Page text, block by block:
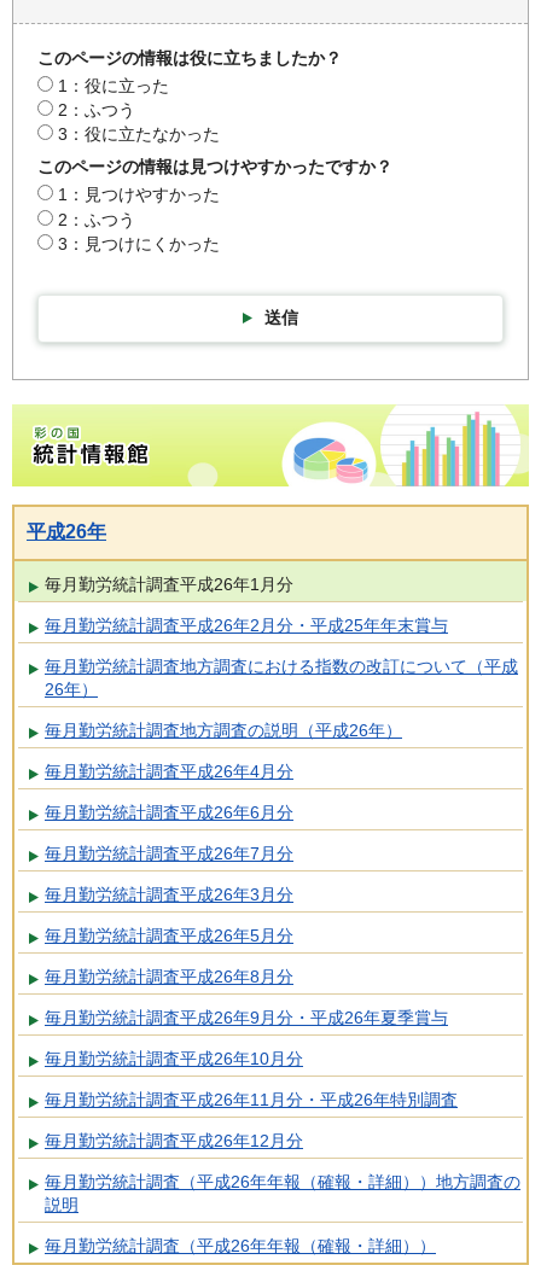
このページの情報は役に立ちましたか？
1：役に立った
2：ふつう
3：役に立たなかった
このページの情報は見つけやすかったですか？
1：見つけやすかった
2：ふつう
3：見つけにくかった
送信
彩の国統計情報館トップページ
平成26年
毎月勤労統計調査平成26年1月分
毎月勤労統計調査平成26年2月分・平成25年年末賞与
毎月勤労統計調査地方調査における指数の改訂について（平成
26年）
毎月勤労統計調査地方調査の説明（平成26年）
毎月勤労統計調査平成26年4月分
毎月勤労統計調査平成26年6月分
毎月勤労統計調査平成26年7月分
毎月勤労統計調査平成26年3月分
毎月勤労統計調査平成26年5月分
毎月勤労統計調査平成26年8月分
毎月勤労統計調査平成26年9月分・平成26年夏季賞与
毎月勤労統計調査平成26年10月分
毎月勤労統計調査平成26年11月分・平成26年特別調査
毎月勤労統計調査平成26年12月分
毎月勤労統計調査（平成26年年報（確報・詳細））地方調査の
説明
毎月勤労統計調査（平成26年年報（確報・詳細））